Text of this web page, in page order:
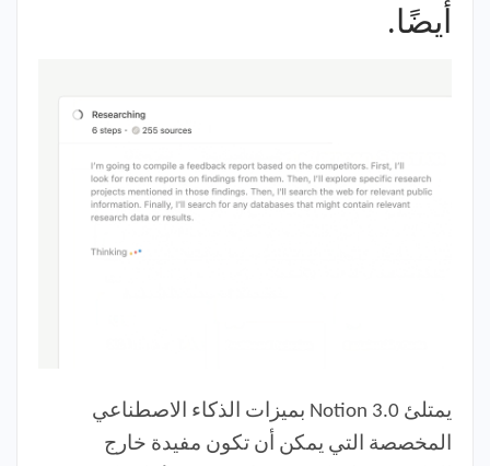
أيضًا.
يمتلئ Notion 3.0 بميزات الذكاء الاصطناعي
المخصصة التي يمكن أن تكون مفيدة خارج